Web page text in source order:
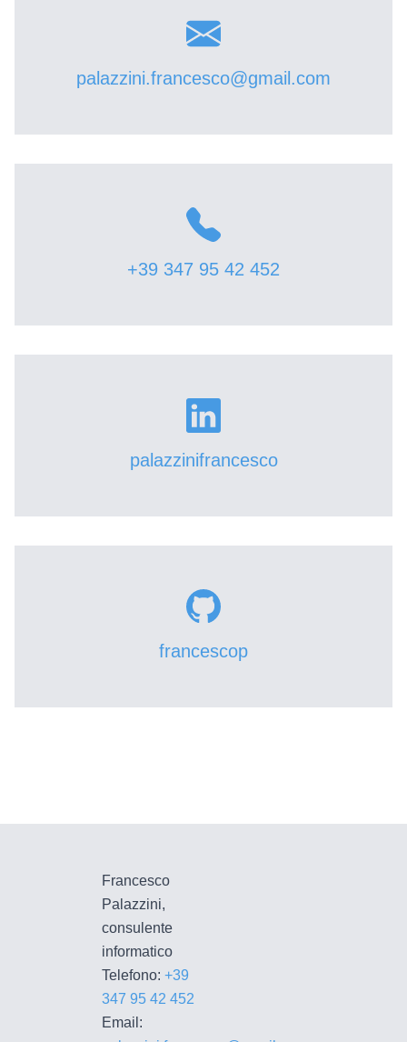
palazzini.francesco@gmail.com
+39 347 95 42 452
palazzinifrancesco
francescop
Francesco
Palazzini,
consulente
informatico
Telefono: +39
347 95 42 452
Email: